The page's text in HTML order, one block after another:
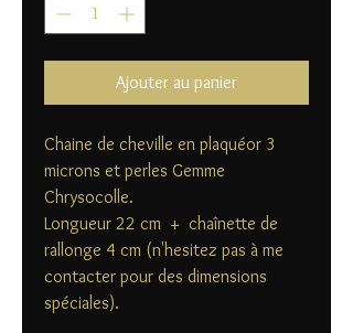
Ajouter au panier
Chaine de cheville en plaquéor 3
microns et perles Gemme
Chrysocolle.
Longueur 22 cm + chaînette de
rallonge 4 cm (n'hesitez pas à me
contacter pour des dimensions
spéciales).